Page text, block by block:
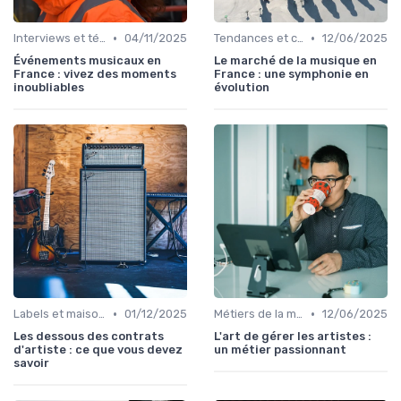
Interviews et témoignages • 04/11/2025
Événements musicaux en
France : vivez des moments
inoubliables
Tendances et chiffres du marché • 12/06/2025
Le marché de la musique en
France : une symphonie en
évolution
Labels et maisons de disques • 01/12/2025
Les dessous des contrats
d'artiste : ce que vous devez
savoir
Métiers de la musique • 12/06/2025
L'art de gérer les artistes :
un métier passionnant